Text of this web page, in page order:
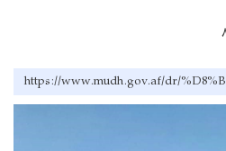
https://www.mudh.gov.af/dr/